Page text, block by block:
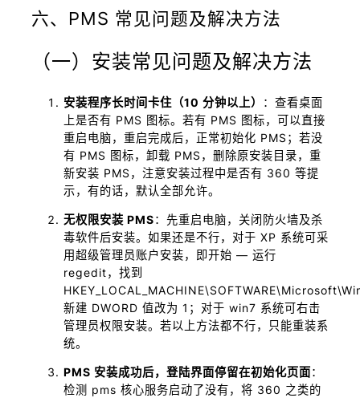
六、PMS 常见问题及解决方法
（一）安装常见问题及解决方法
安装程序长时间卡住（10 分钟以上）
：查看桌面
上是否有 PMS 图标。若有 PMS 图标，可以直接
重启电脑，重启完成后，正常初始化 PMS；若没
有 PMS 图标，卸载 PMS，删除原安装目录，重
新安装 PMS，注意安装过程中是否有 360 等提
示，有的话，默认全部允许。
无权限安装 PMS：先重启电脑，关闭防火墙及杀
毒软件后安装。如果还是不行，对于 XP 系统可采
用超级管理员账户安装，即开始 — 运行
regedit，找到
新建 DWORD 值改为 1；对于 win7 系统可右击
管理员权限安装。若以上方法都不行，只能重装系
统。
PMS 安装成功后，登陆界面停留在初始化页面：
检测 pms 核心服务启动了没有，将 360 之类的